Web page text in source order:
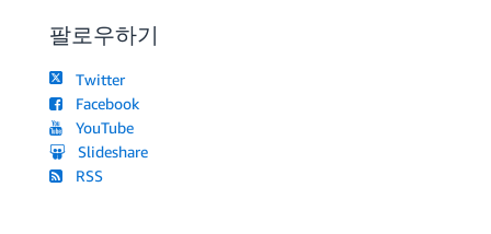
팔로우하기
Twitter
Facebook
YouTube
Slideshare
RSS